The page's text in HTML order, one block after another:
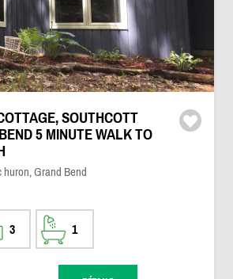
SOUTHCOTT
5 MINUTE WALK TO
huron, Grand Bend
3 1